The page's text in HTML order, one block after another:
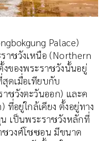
Palace)
าชวังเหนือ (Northern
งของพระราชวังนั้นอยู่
ดเมื่อเทียบกับ
ชวังตะวันออก) และค
ที่อยู่ใกล้เคียง ตั้งอยู่ทาง
เป็นพระราชวังหลักที่
ชวงศ์โชซอน มีขนาด